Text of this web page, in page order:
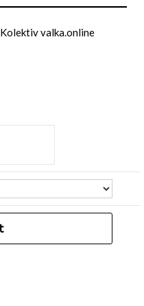
Kolektiv valka.online